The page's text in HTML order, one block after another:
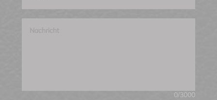
0/3000